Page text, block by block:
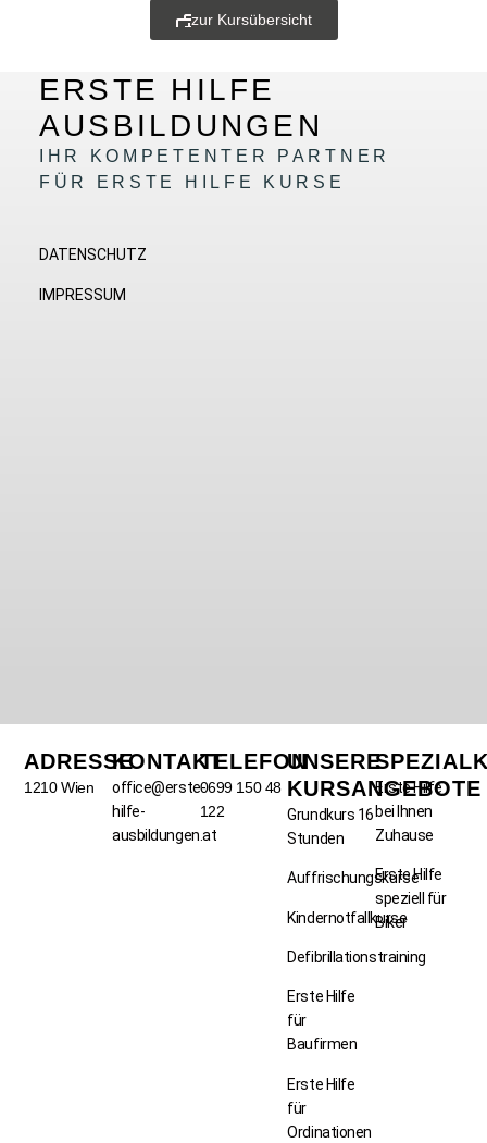
zur Kursübersicht
ERSTE HILFE
AUSBILDUNGEN
IHR KOMPETENTER PARTNER
FÜR ERSTE HILFE KURSE
DATENSCHUTZ
IMPRESSUM
ADRESSE
1210 Wien
KONTAKT
office@erste-
hilfe-
ausbildungen.at
TELEFON
0699 150 48
122
UNSERE
KURSANGEBOTE
Grundkurs 16
Stunden
Auffrischungskurse
Kindernotfallkurse
Defibrillationstraining
Erste Hilfe
für
Baufirmen
Erste Hilfe
für
Ordinationen
Erste Hilfe
bei Ihnen
Zuhause
Erste Hilfe
speziell für
Biker